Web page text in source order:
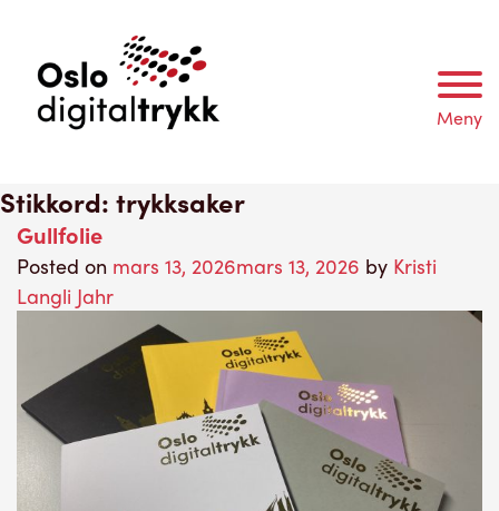
Meny
Stikkord: trykksaker
Gullfolie
Posted on mars 13, 2026mars 13, 2026 by Kristi
Langli Jahr